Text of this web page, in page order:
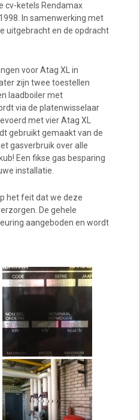
cv-ketels Rendamax
In samenwerking met
uitgebracht en de opdracht
voor Atag XL in
zijn twee toestellen
laadboiler met
via de platenwisselaar
met vier Atag XL
gebruikt gemaakt van de
gasverbruik over alle
Een fikse gas besparing
installatie.
het feit dat we deze
De gehele
aangeboden en wordt